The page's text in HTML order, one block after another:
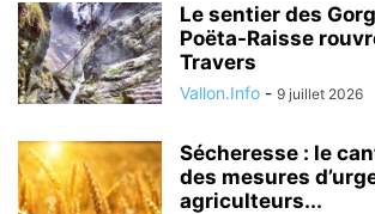
Le sentier des
Poëta-Raisse
Travers
Vallon.Info - 9 juillet 2026
Sécheresse : le
des mesures
agriculteurs...